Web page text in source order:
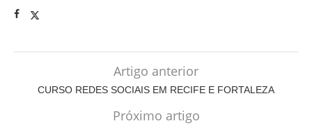
Artigo anterior
CURSO REDES SOCIAIS EM RECIFE E FORTALEZA
Próximo artigo